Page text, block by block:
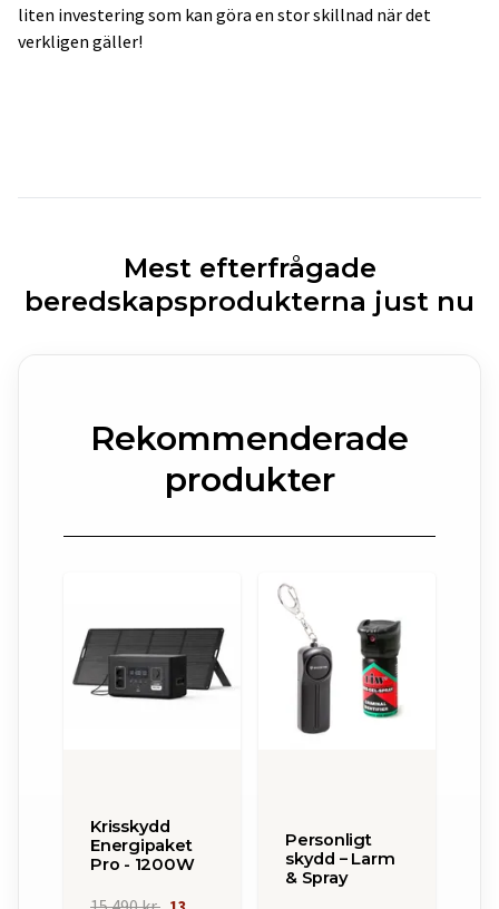
liten investering som kan göra en stor skillnad när det
verkligen gäller!
Mest efterfrågade
beredskapsprodukterna just nu
Rekommenderade
produkter
Krisskydd
Energipaket
Pro - 1200W
Personligt
skydd – Larm
& Spray